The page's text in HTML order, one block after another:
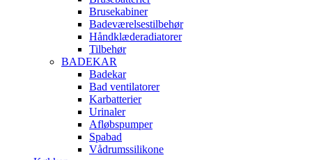
Brusekabiner
Badeværelsestilbehør
Håndklæderadiatorer
Tilbehør
BADEKAR
Badekar
Bad ventilatorer
Karbatterier
Urinaler
Afløbspumper
Spabad
Vådrumssilikone